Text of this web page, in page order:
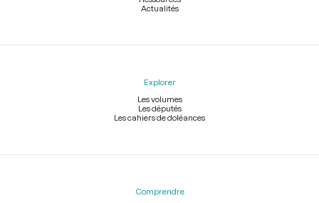
Actualités
Explorer
Les volumes
Les députés
Les cahiers de doléances
Comprendre